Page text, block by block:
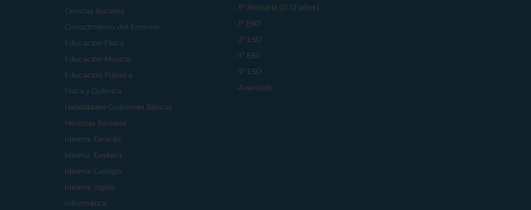
- Ciencias Sociales
- Conocimiento del Entorno
- Educación Física
- Educación Musical
- Educación Plástica
- Física y Química
- Habilidades Cognitivas Básicas
- Historias Sociales
- Idioma: Catalán
- Idioma: Euskera
- Idioma: Gallego
- Idioma: Inglés
- Informática
- 6º Primaria (11-12 años)
- 1º ESO
- 2º ESO
- 3º ESO
- 4º ESO
- Avanzado